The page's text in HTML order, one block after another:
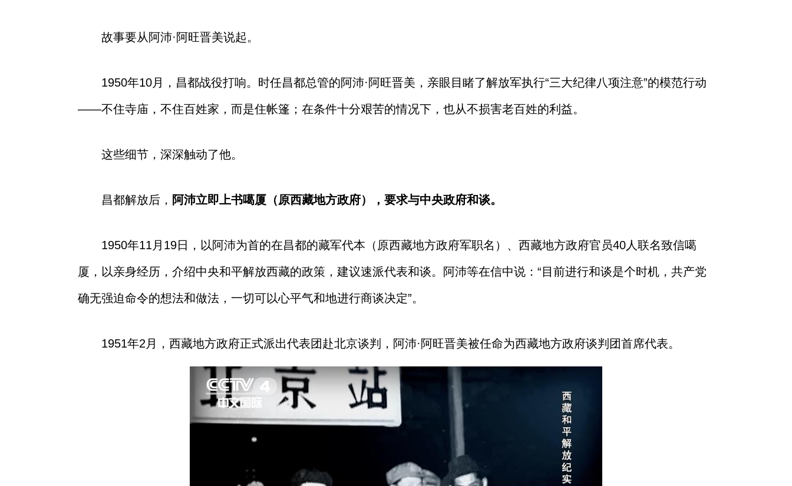
故事要从阿沛·阿旺晋美说起。
1950年10月，昌都战役打响。时任昌都总管的阿沛·阿旺晋美，亲眼目睹了解放军执行“三大纪律八项注意”的模范行动
——不住寺庙，不住百姓家，而是住帐篷；在条件十分艰苦的情况下，也从不损害老百姓的利益。
这些细节，深深触动了他。
昌都解放后， 阿沛立即上书噶厦（原西藏地方政府），要求与中央政府和谈。
1950年11月19日，以阿沛为首的在昌都的藏军代本（原西藏地方政府军职名）、西藏地方政府官员40人联名致信噶
厦，以亲身经历，介绍中央和平解放西藏的政策，建议速派代表和谈。阿沛等在信中说：“目前进行和谈是个时机，共产党
确无强迫命令的想法和做法，一切可以心平气和地进行商谈决定”。
1951年2月，西藏地方政府正式派出代表团赴北京谈判，阿沛·阿旺晋美被任命为西藏地方政府谈判团首席代表。